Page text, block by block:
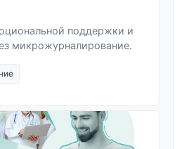
поддержки и
микрожурналирование.